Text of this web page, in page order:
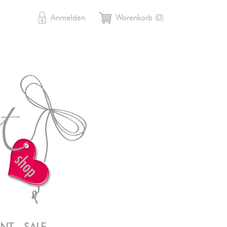
 Anmelden shopping_cart Warenkorb (0)